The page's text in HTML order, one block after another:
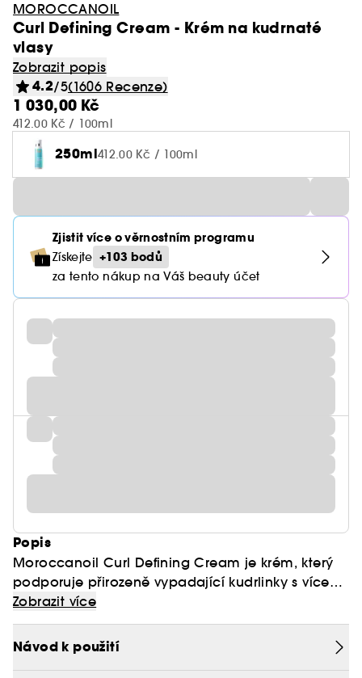
MOROCCANOIL
Curl Defining Cream - Krém na kudrnaté
vlasy
Zobrazit popis
4.2/5(1606 Recenze)
1 030,00 Kč
412.00 Kč / 100ml
250ml412.00 Kč / 100ml
Zjistit více o věrnostním programu
Získejte +103 bodů
za tento nákup na Váš beauty účet
Popis
Moroccanoil Curl Defining Cream je krém, který
podporuje přirozeně vypadající kudrlinky s více
odrazy a pohybem. Výživný vzorec naplněný
arganovým olejem pomáhá obnovit pružnost a
hladkost a zároveň zvyšuje tvar a oddělení a
Zobrazit více
Návod k použití